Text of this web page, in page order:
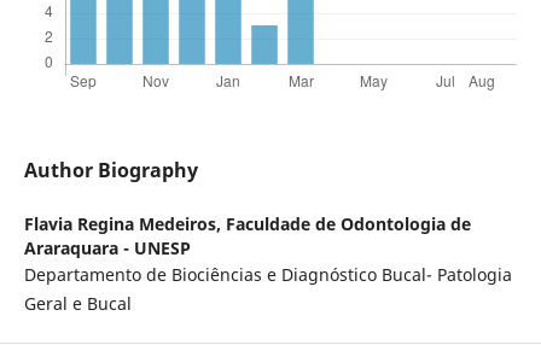
Author Biography
Flavia Regina Medeiros, Faculdade de Odontologia de
Araraquara - UNESP
Departamento de Biociências e Diagnóstico Bucal- Patologia
Geral e Bucal